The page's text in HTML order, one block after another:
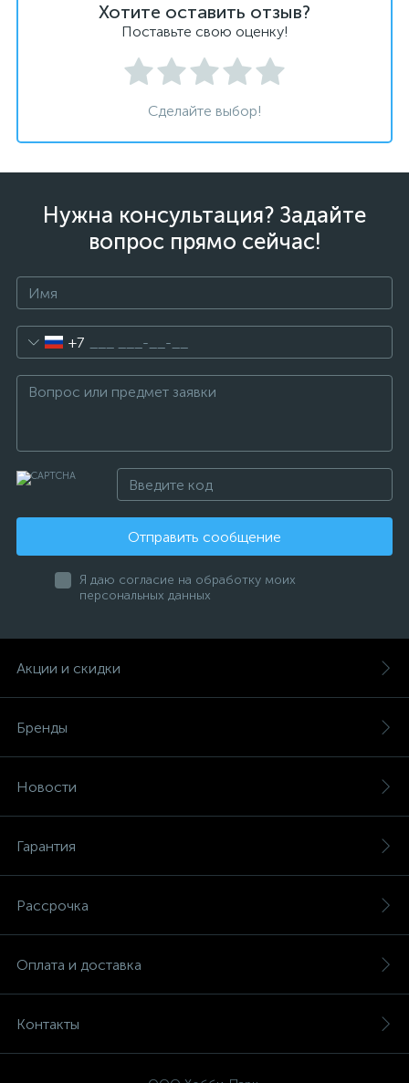
Хотите оставить отзыв?
Поставьте свою оценку!
Сделайте выбор!
Нужна консультация? Задайте
вопрос прямо сейчас!
+7
Отправить сообщение
Я даю согласие на обработку моих
персональных данных
Акции и скидки
Бренды
Новости
Гарантия
Рассрочка
Оплата и доставка
Контакты